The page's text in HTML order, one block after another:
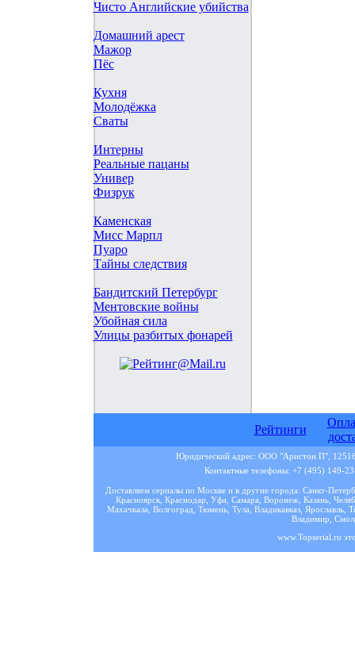
Чисто Английские убийства
Домашний арест
Мажор
Пёс
Кухня
Молодёжка
Сваты
Интерны
Реальные пацаны
Универ
Физрук
Каменская
Мисс Марпл
Пуаро
Тайны следствия
Бандитский Петербург
Ментовские войны
Убойная сила
Улицы разбитых фонарей
Рейтинги
Юридический адрес: ООО "Аристон П",
Контактные телефоны: +7 (495) 149-
Доставляем сериалы по Москве и в другие города: Санкт-
Красноярск, Краснодар, Уфа, Самара, Воронеж, Казань,
Махачкала, Волгоград, Тюмень, Тула, Владикавказ, Ярославль,
Владимир,
www.Topserial.ru